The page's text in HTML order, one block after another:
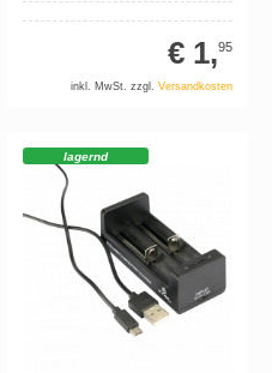
€ 1,95
inkl. MwSt. zzgl. Versandkosten
lagernd